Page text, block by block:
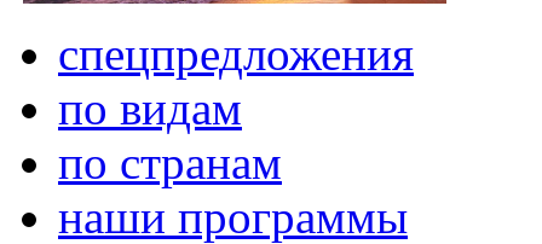
спецпредложения
по видам
по странам
наши программы